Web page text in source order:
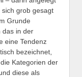
grob gesagt
Grunde
das in der
eine Tendenz
bezeichnet,
Kategorien der
diese als